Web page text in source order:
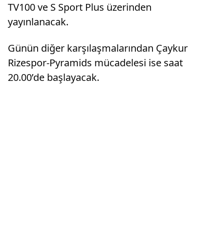
TV100 ve S Sport Plus üzerinden
yayınlanacak.
Günün diğer karşılaşmalarından Çaykur
Rizespor-Pyramids mücadelesi ise saat
20.00’de başlayacak.